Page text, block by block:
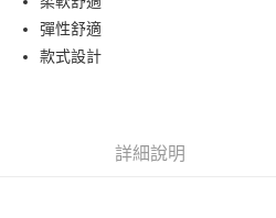
Google Pay
彈性舒適
款式設計
詳細說明